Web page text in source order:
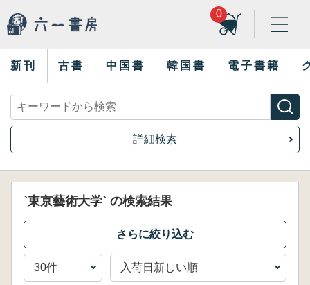
0
新刊 古書 中国書 韓国書 電子書籍
詳細検索
`東京藝術大学` の検索結果